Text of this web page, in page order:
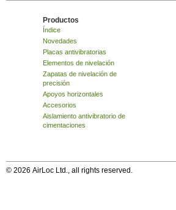
Productos
Índice
Novedades
Placas antivibratorias
Elementos de nivelación
Zapatas de nivelación de
precisión
Apoyos horizontales
Accesorios
Aislamiento antivibratorio de
cimentaciones
© 2026 AirLoc Ltd., all rights reserved.